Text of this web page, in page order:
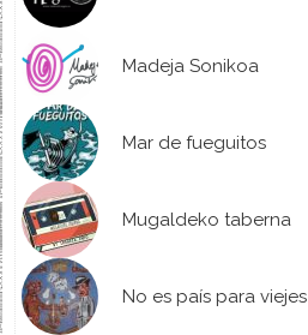
Madeja Sonikoa
Mar de fueguitos
Mugaldeko taberna
No es país para viejes